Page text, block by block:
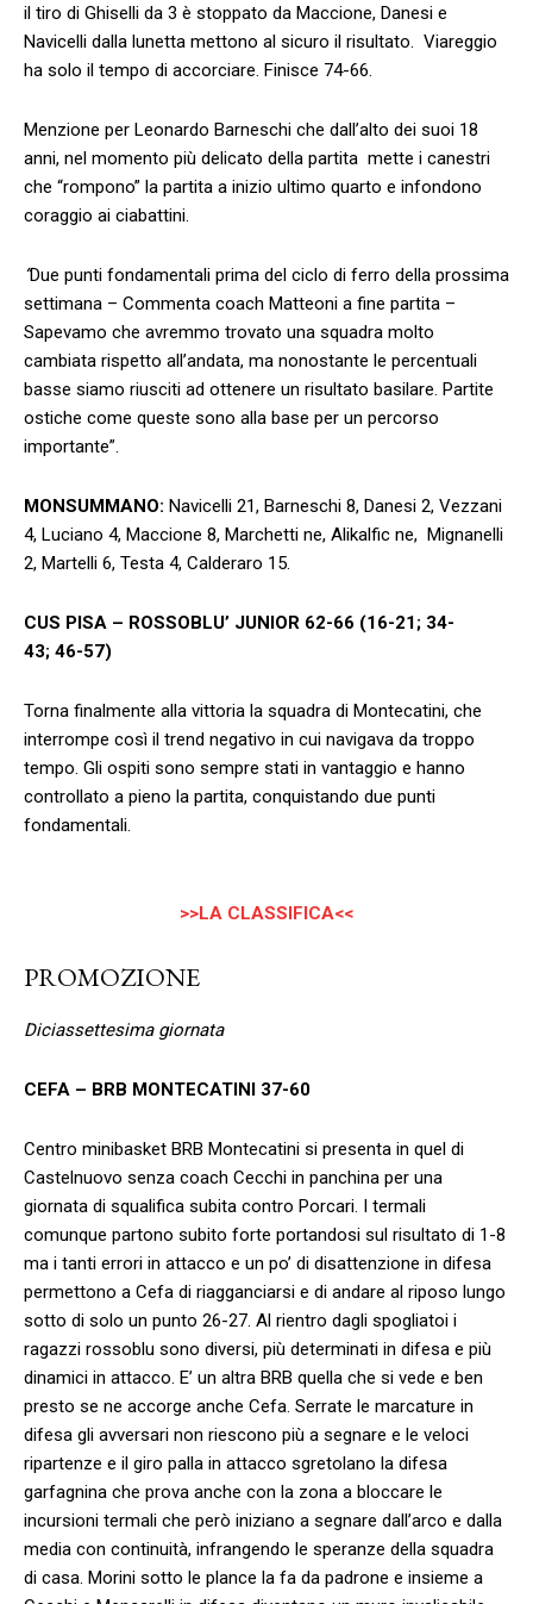
il tiro di Ghiselli da 3 è stoppato da Maccione, Danesi e
Navicelli dalla lunetta mettono al sicuro il risultato. Viareggio
ha solo il tempo di accorciare. Finisce 74-66.
Menzione per Leonardo Barneschi che dall’alto dei suoi 18
anni, nel momento più delicato della partita mette i canestri
che “rompono” la partita a inizio ultimo quarto e infondono
coraggio ai ciabattini.
“Due punti fondamentali prima del ciclo di ferro della prossima
settimana – Commenta coach Matteoni a fine partita –
Sapevamo che avremmo trovato una squadra molto
cambiata rispetto all’andata, ma nonostante le percentuali
basse siamo riusciti ad ottenere un risultato basilare. Partite
ostiche come queste sono alla base per un percorso
importante”.
MONSUMMANO: Navicelli 21, Barneschi 8, Danesi 2, Vezzani
4, Luciano 4, Maccione 8, Marchetti ne, Alikalfic ne, Mignanelli
2, Martelli 6, Testa 4, Calderaro 15.
CUS PISA – ROSSOBLU’ JUNIOR 62-66 (16-21; 34-
43; 46-57)
Torna finalmente alla vittoria la squadra di Montecatini, che
interrompe così il trend negativo in cui navigava da troppo
tempo. Gli ospiti sono sempre stati in vantaggio e hanno
controllato a pieno la partita, conquistando due punti
fondamentali.
>>LA CLASSIFICA<<
PROMOZIONE
Diciassettesima giornata
CEFA – BRB MONTECATINI 37-60
Centro minibasket BRB Montecatini si presenta in quel di
Castelnuovo senza coach Cecchi in panchina per una
giornata di squalifica subita contro Porcari. I termali
comunque partono subito forte portandosi sul risultato di 1-8
ma i tanti errori in attacco e un po’ di disattenzione in difesa
permettono a Cefa di riagganciarsi e di andare al riposo lungo
sotto di solo un punto 26-27. Al rientro dagli spogliatoi i
ragazzi rossoblu sono diversi, più determinati in difesa e più
dinamici in attacco. E’ un altra BRB quella che si vede e ben
presto se ne accorge anche Cefa. Serrate le marcature in
difesa gli avversari non riescono più a segnare e le veloci
ripartenze e il giro palla in attacco sgretolano la difesa
garfagnina che prova anche con la zona a bloccare le
incursioni termali che però iniziano a segnare dall’arco e dalla
media con continuità, infrangendo le speranze della squadra
di casa. Morini sotto le plance la fa da padrone e insieme a